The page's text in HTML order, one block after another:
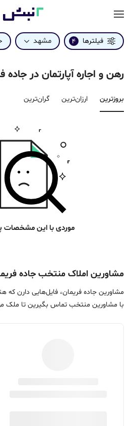
فیلترها 4 مشهد
رهن و اجاره آپارتمان در
بروزترین‌ ارزان‌ترین گران‌ترین
موردی با این مشخصات
مشاورین املاک منتخب جاده
مشاورین جاده فریمان، فایل‌هایی دارن
با مشاورین منتخب تماس بگیرین تا ملک